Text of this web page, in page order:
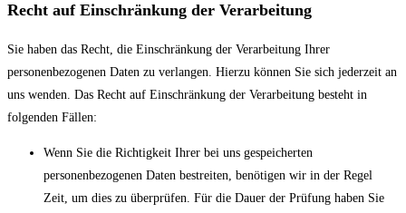
Recht auf Einschränkung der Verarbeitung
Sie haben das Recht, die Einschränkung der Verarbeitung Ihrer
personenbezogenen Daten zu verlangen. Hierzu können Sie sich jederzeit an
uns wenden. Das Recht auf Einschränkung der Verarbeitung besteht in
folgenden Fällen:
Wenn Sie die Richtigkeit Ihrer bei uns gespeicherten
personenbezogenen Daten bestreiten, benötigen wir in der Regel
Zeit, um dies zu überprüfen. Für die Dauer der Prüfung haben Sie